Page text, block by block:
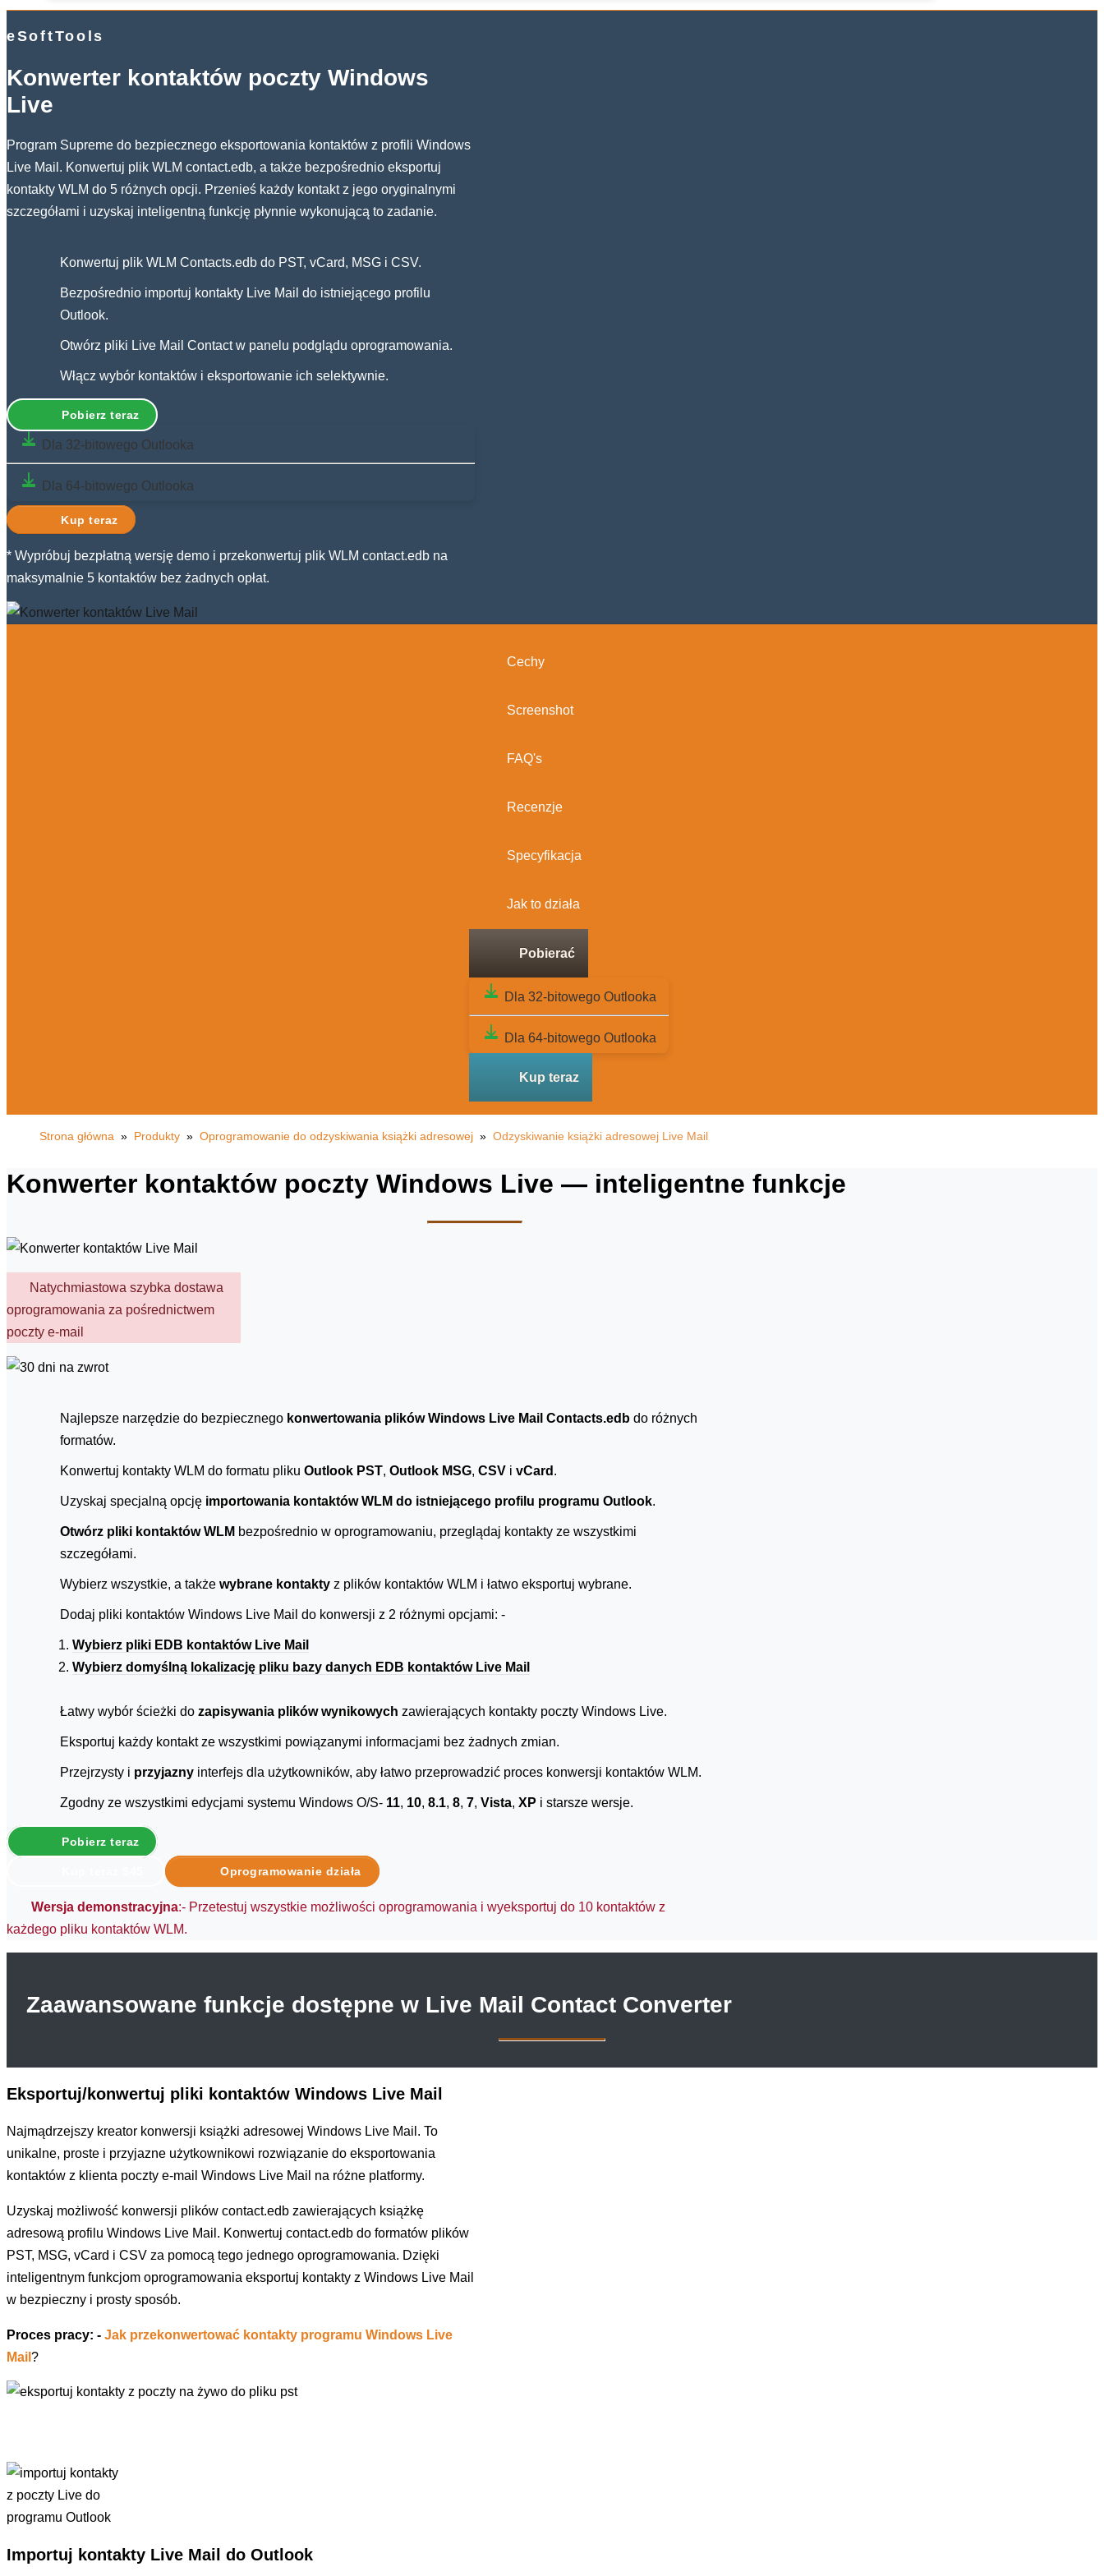
eSoftTools
Konwerter kontaktów poczty Windows
Live
Program Supreme do bezpiecznego eksportowania kontaktów z profili Windows
Live Mail. Konwertuj plik WLM contact.edb, a także bezpośrednio eksportuj
kontakty WLM do 5 różnych opcji. Przenieś każdy kontakt z jego oryginalnymi
szczegółami i uzyskaj inteligentną funkcję płynnie wykonującą to zadanie.
Konwertuj plik WLM Contacts.edb do PST, vCard, MSG i CSV.
Bezpośrednio importuj kontakty Live Mail do istniejącego profilu
Outlook.
Otwórz pliki Live Mail Contact w panelu podglądu oprogramowania.
Włącz wybór kontaktów i eksportowanie ich selektywnie.
Pobierz teraz
Dla 32-bitowego Outlooka
Dla 64-bitowego Outlooka
Kup teraz
* Wypróbuj bezpłatną wersję demo i przekonwertuj plik WLM contact.edb na
maksymalnie 5 kontaktów bez żadnych opłat.
Cechy
Screenshot
FAQ's
Recenzje
Specyfikacja
Jak to działa
Pobierać
Dla 32-bitowego Outlooka
Dla 64-bitowego Outlooka
Kup teraz
Strona główna » Produkty » Oprogramowanie do odzyskiwania książki adresowej » Odzyskiwanie książki adresowej Live Mail
Konwerter kontaktów poczty Windows Live — inteligentne funkcje
Natychmiastowa szybka dostawa
oprogramowania za pośrednictwem
poczty e-mail
Najlepsze narzędzie do bezpiecznego konwertowania plików Windows Live Mail Contacts.edb do różnych
formatów.
Konwertuj kontakty WLM do formatu pliku Outlook PST, Outlook MSG, CSV i vCard .
Uzyskaj specjalną opcję importowania kontaktów WLM do istniejącego profilu programu Outlook.
Otwórz pliki kontaktów WLM bezpośrednio w oprogramowaniu, przeglądaj kontakty ze wszystkimi
szczegółami.
Wybierz wszystkie, a także wybrane kontakty z plików kontaktów WLM i łatwo eksportuj wybrane.
Dodaj pliki kontaktów Windows Live Mail do konwersji z 2 różnymi opcjami: -
Wybierz pliki EDB kontaktów Live Mail
Wybierz domyślną lokalizację pliku bazy danych EDB kontaktów Live Mail
Łatwy wybór ścieżki do zapisywania plików wynikowych zawierających kontakty poczty Windows Live.
Eksportuj każdy kontakt ze wszystkimi powiązanymi informacjami bez żadnych zmian.
Przejrzysty i przyjazny interfejs dla użytkowników, aby łatwo przeprowadzić proces konwersji kontaktów WLM.
Zgodny ze wszystkimi edycjami systemu Windows O/S- 11, 10, 8.1, 8, 7, Vista, XP i starsze wersje.
Pobierz teraz
Oprogramowanie działa
Wersja demonstracyjna:- Przetestuj wszystkie możliwości oprogramowania i wyeksportuj do 10 kontaktów z
każdego pliku kontaktów WLM.
Zaawansowane funkcje dostępne w Live Mail Contact Converter
Eksportuj/konwertuj pliki kontaktów Windows Live Mail
Najmądrzejszy kreator konwersji książki adresowej Windows Live Mail. To
unikalne, proste i przyjazne użytkownikowi rozwiązanie do eksportowania
kontaktów z klienta poczty e-mail Windows Live Mail na różne platformy.
Uzyskaj możliwość konwersji plików contact.edb zawierających książkę
adresową profilu Windows Live Mail. Konwertuj contact.edb do formatów plików
PST, MSG, vCard i CSV za pomocą tego jednego oprogramowania. Dzięki
inteligentnym funkcjom oprogramowania eksportuj kontakty z Windows Live Mail
w bezpieczny i prosty sposób.
Proces pracy: - Jak przekonwertować kontakty programu Windows Live
Mail ?
Importuj kontakty Live Mail do Outlook